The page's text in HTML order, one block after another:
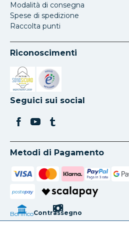
Modalità di consegna
Spese di spedizione
Raccolta punti
Riconoscimenti
Si apre in una nuova scheda
Si apre in una nuova scheda
Seguici sui social
Metodi di Pagamento
postepay
BonificoContrassegno